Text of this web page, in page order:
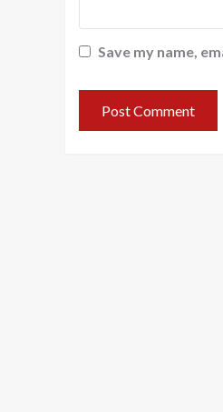
Save my name,